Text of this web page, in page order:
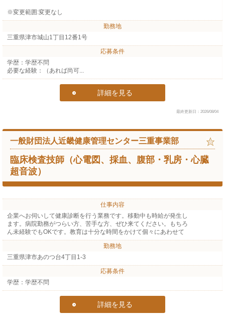
※変更範囲:変更なし
勤務地
三重県津市城山1丁目12番1号
応募条件
学歴：学歴不問
必要な経験：（あれば尚可...
詳細を見る
最終更新日：2026/08/04
一般財団法人近畿健康管理センター三重事業部
臨床検査技師（心電図、採血、腹部・乳房・心臓
超音波）
仕事内容
企業へお伺いして健康診断を行う業務です。移動中も時給が発生し
ます。病院勤務がつらい方、苦手な方、ぜひ来てください。もちろ
ん未経験でもOKです。教育は十分な時間をかけて個々にあわせて
勤務地
三重県津市あのつ台4丁目1-3
応募条件
学歴：学歴不問
詳細を見る